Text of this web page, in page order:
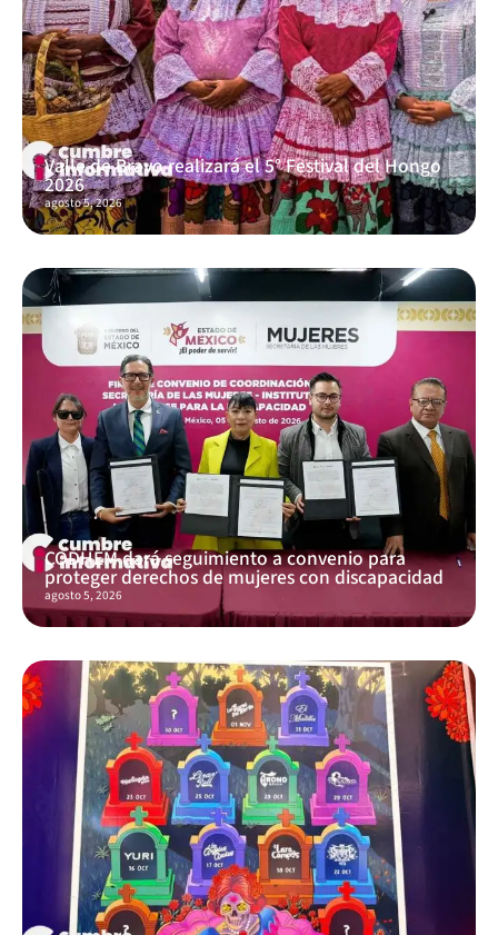
Valle de Bravo realizará el 5° Festival del Hongo
2026
agosto 5, 2026
CODHEM dará seguimiento a convenio para
proteger derechos de mujeres con discapacidad
agosto 5, 2026